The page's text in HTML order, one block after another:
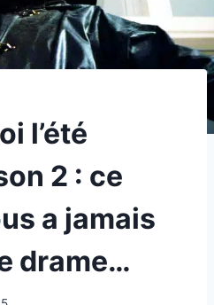
l’été
2 : ce
a jamais
drame…